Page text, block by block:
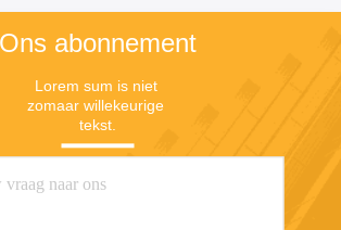
Ons abonnement
Lorem sum is niet
zomaar willekeurige
tekst.